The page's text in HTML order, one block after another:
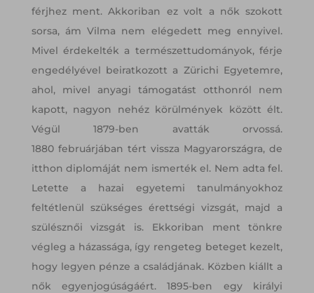
férjhez ment. Akkoriban ez volt a nők szokott
sorsa, ám Vilma nem elégedett meg ennyivel.
Mivel érdekelték a természettudományok, férje
engedélyével beiratkozott a Zürichi Egyetemre,
ahol, mivel anyagi támogatást otthonról nem
kapott, nagyon nehéz körülmények között élt.
Végül 1879-ben avatták orvossá.
1880 februárjában tért vissza Magyarországra, de
itthon diplomáját nem ismerték el. Nem adta fel.
Letette a hazai egyetemi tanulmányokhoz
feltétlenül szükséges érettségi vizsgát, majd a
szülésznői vizsgát is. Ekkoriban ment tönkre
végleg a házassága, így rengeteg beteget kezelt,
hogy legyen pénze a családjának. Közben kiállt a
nők egyenjogúságáért. 1895-ben egy királyi